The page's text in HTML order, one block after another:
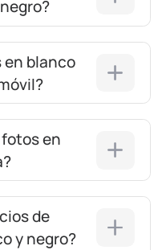
en blanco
en
de
y negro?